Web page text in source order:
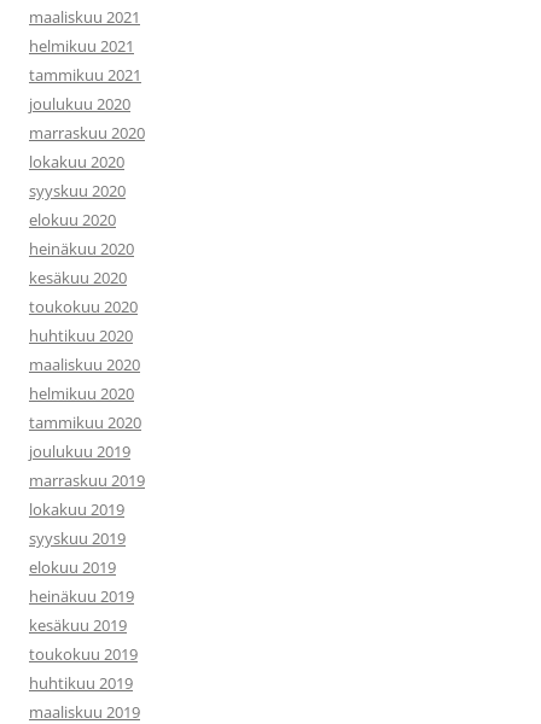
maaliskuu 2021
helmikuu 2021
tammikuu 2021
joulukuu 2020
marraskuu 2020
lokakuu 2020
syyskuu 2020
elokuu 2020
heinäkuu 2020
kesäkuu 2020
toukokuu 2020
huhtikuu 2020
maaliskuu 2020
helmikuu 2020
tammikuu 2020
joulukuu 2019
marraskuu 2019
lokakuu 2019
syyskuu 2019
elokuu 2019
heinäkuu 2019
kesäkuu 2019
toukokuu 2019
huhtikuu 2019
maaliskuu 2019